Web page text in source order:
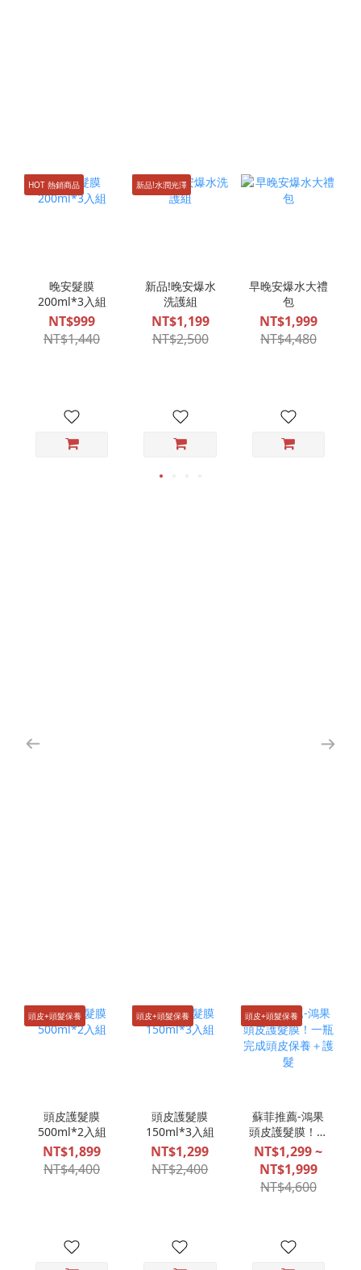
HOT 熱銷商品
晚安髮膜
200ml*3入組
NT$999
NT$1,440
新品!水潤光澤
新品!晚安爆水
洗護組
NT$1,199
NT$2,500
早晚安爆水大禮
包
NT$1,999
NT$4,480
頭皮+頭髮保養
頭皮護髮膜
500ml*2入組
NT$1,899
NT$4,400
頭皮+頭髮保養
頭皮護髮膜
150ml*3入組
NT$1,299
NT$2,400
頭皮+頭髮保養
蘇菲推薦-鴻果
頭皮護髮膜！一
瓶完成頭皮保養
＋護髮
NT$1,299 ~
NT$1,999
NT$4,600